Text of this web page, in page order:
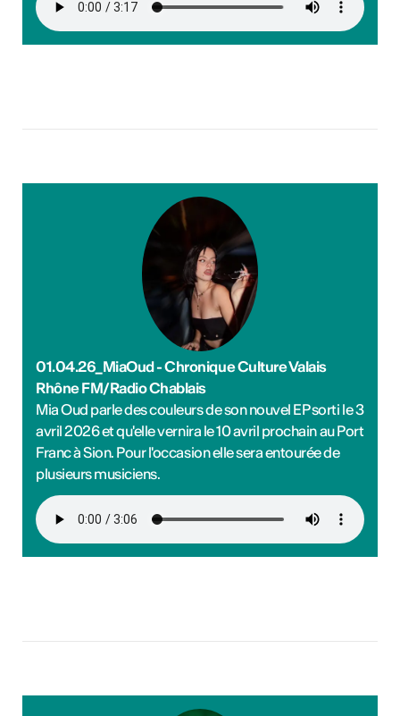
01.04.26_MiaOud - Chronique Culture Valais
Rhône FM/Radio Chablais
Mia Oud parle des couleurs de son nouvel EP sorti le 3
avril 2026 et qu'elle vernira le 10 avril prochain au Port
Franc à Sion. Pour l'occasion elle sera entourée de
plusieurs musiciens.